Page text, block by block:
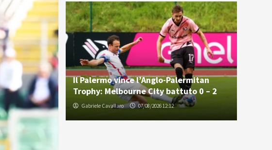
Il Palermo vince l’Anglo-Palermitan
Trophy: Melbourne City battuto 0 – 2
Gabriele Cavallaro 07/08/2026 12:12